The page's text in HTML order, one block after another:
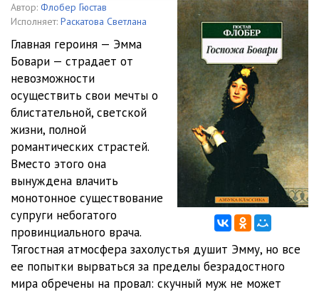
Автор: Флобер Гюстав
Исполняет: Раскатова Светлана
Главная героиня — Эмма
Бовари — страдает от
невозможности
осуществить свои мечты о
блистательной, светской
жизни, полной
романтических страстей.
Вместо этого она
вынуждена влачить
монотонное существование
супруги небогатого
провинциального врача.
Тягостная атмосфера захолустья душит Эмму, но все
ее попытки вырваться зa пределы безрадостного
мира обречены на провал: скучный муж не может